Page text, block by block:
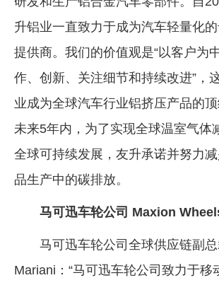
升铝业一直致力于成为汽车轻量化
提供商。我们的价值观是“以客户为
作、创新、关注细节和持续改进”，
业成为全球汽车行业铝挤压产品的
未来5年内，为了实现全球温室气体
全球可持续发展，友升承诺并努力
品生产中的碳排放。
马可迅车轮公司 Maxion
马可迅车轮公司全球供应链副
Mariani：“马可迅车轮公司致力于移